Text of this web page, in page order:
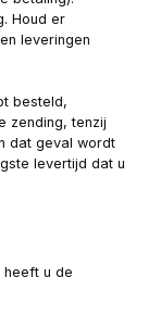
Houd er
leveringen
besteld,
zending, tenzij
dat geval wordt
levertijd dat u
heeft u de